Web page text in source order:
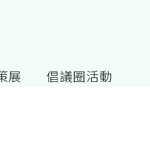
展 倡議圈活動